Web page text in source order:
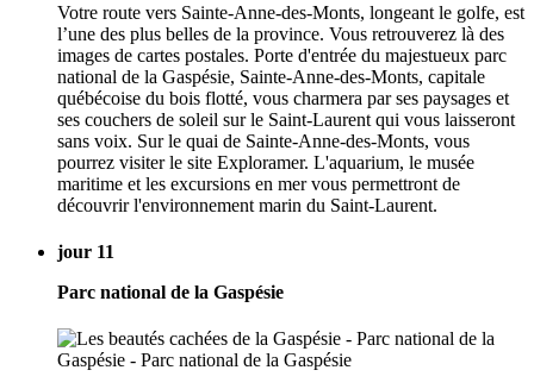
Votre route vers Sainte-Anne-des-Monts, longeant le golfe, est
l’une des plus belles de la province. Vous retrouverez là des
images de cartes postales. Porte d'entrée du majestueux parc
national de la Gaspésie, Sainte-Anne-des-Monts, capitale
québécoise du bois flotté, vous charmera par ses paysages et
ses couchers de soleil sur le Saint-Laurent qui vous laisseront
sans voix. Sur le quai de Sainte-Anne-des-Monts, vous
pourrez visiter le site Exploramer. L'aquarium, le musée
maritime et les excursions en mer vous permettront de
découvrir l'environnement marin du Saint-Laurent.
jour 11
Parc national de la Gaspésie